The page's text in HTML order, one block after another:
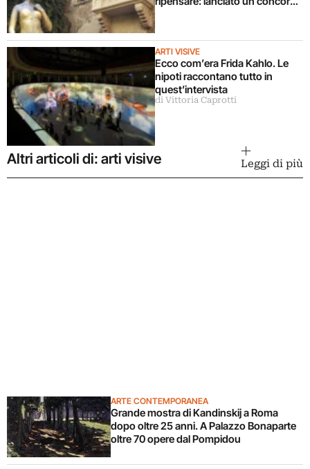
ARTI VISIVE
Ecco com’era Frida Kahlo. Le
nipoti raccontano tutto in
quest’intervista
di Vittoria Caprotti
Altri articoli di: arti visive Leggi di più
ARTE CONTEMPORANEA
Grande mostra di Kandinskij a Roma
dopo oltre 25 anni. A Palazzo Bonaparte
oltre 70 opere dal Pompidou